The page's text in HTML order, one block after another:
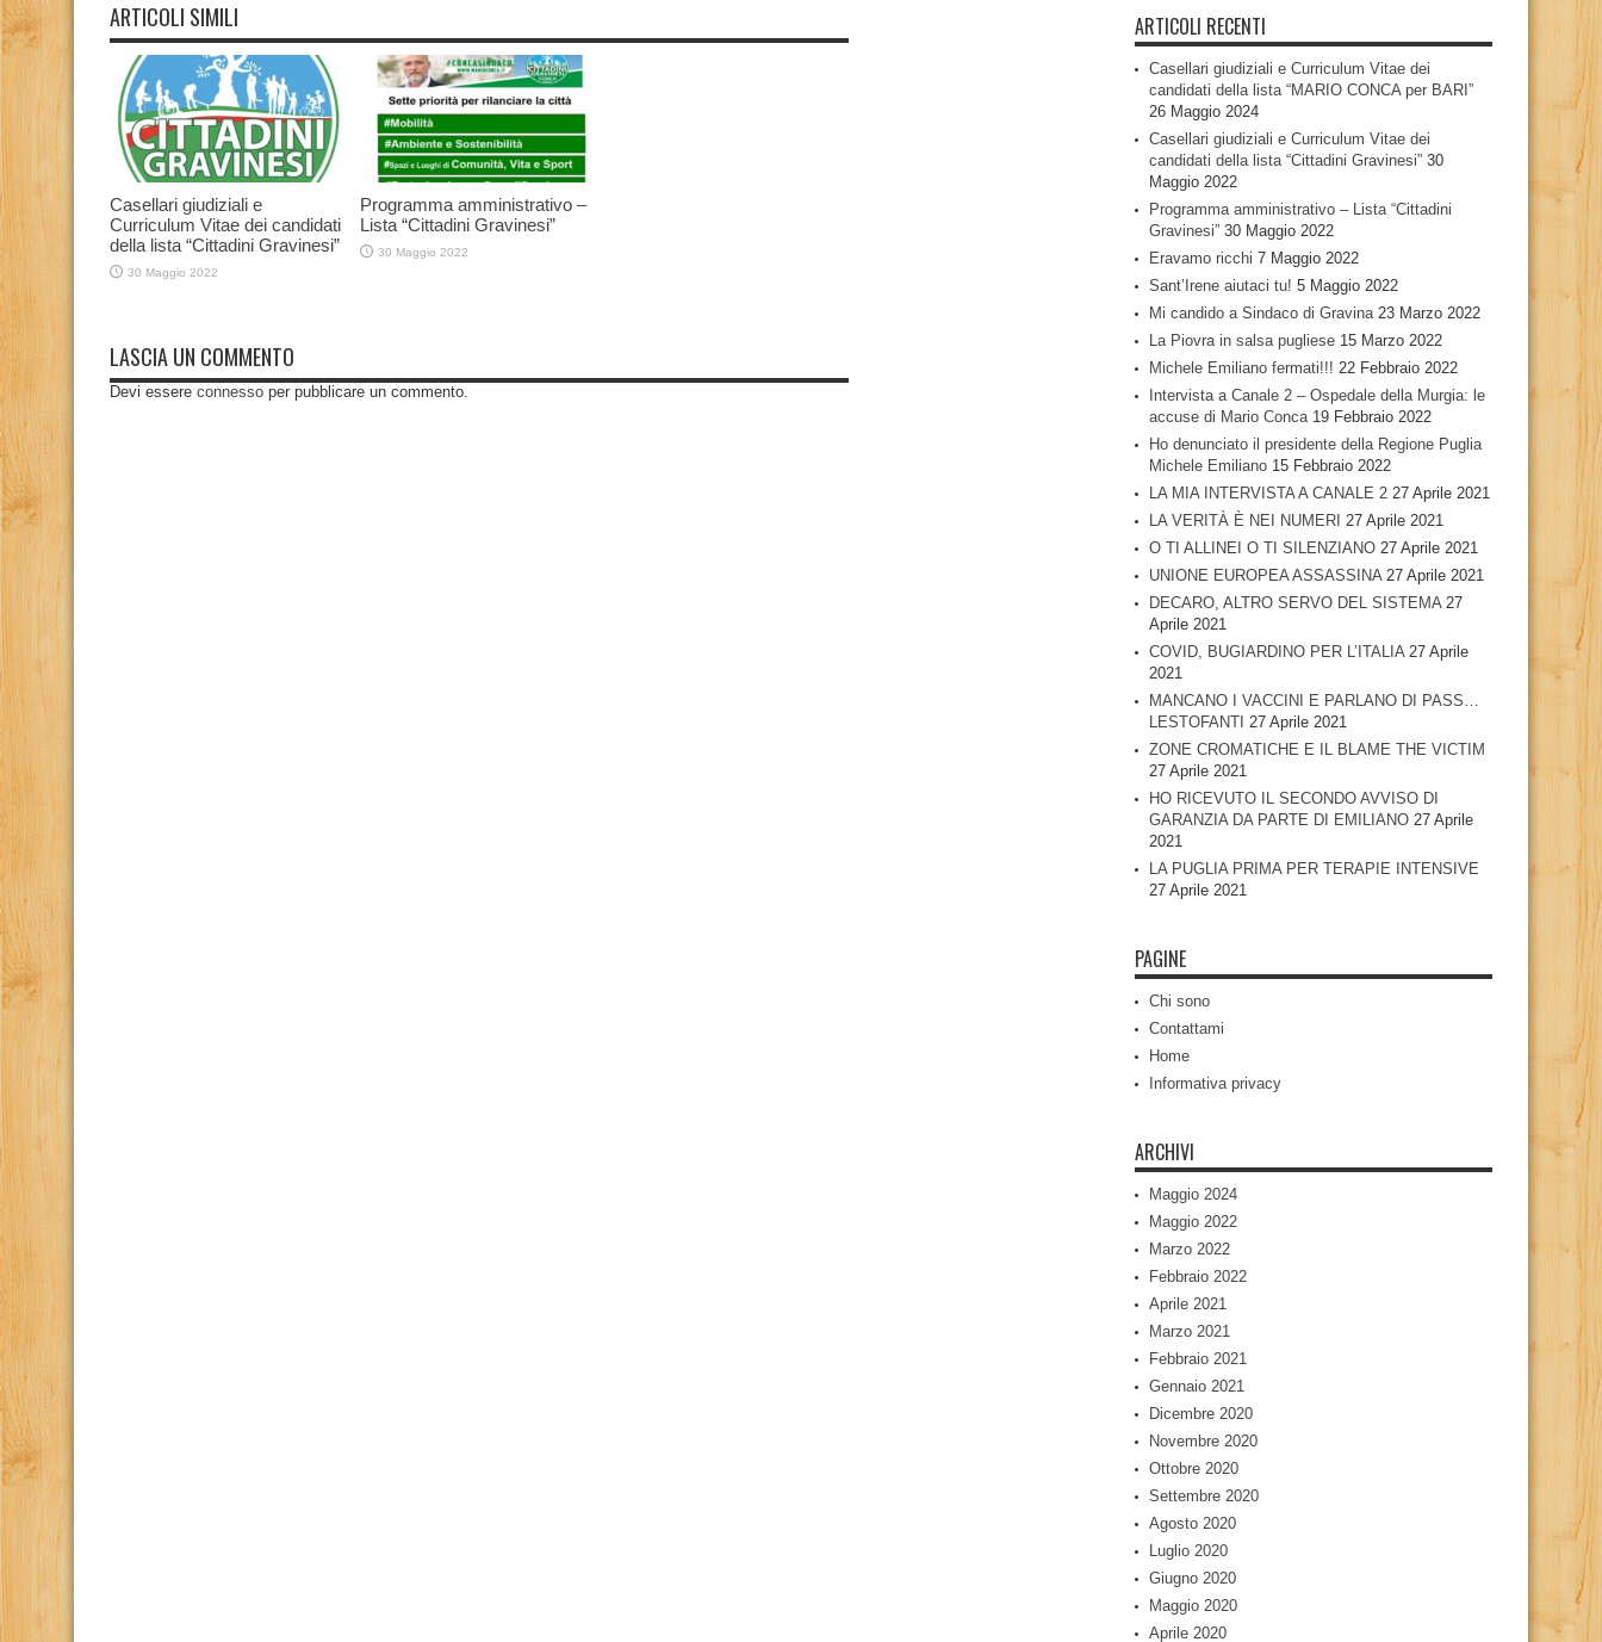
ARTICOLI SIMILI
Casellari giudiziali e
Curriculum Vitae dei candidati
della lista “Cittadini Gravinesi”
30 Maggio 2022
Programma amministrativo –
Lista “Cittadini Gravinesi”
30 Maggio 2022
LASCIA UN COMMENTO
Devi essere connesso per pubblicare un commento.
ARTICOLI RECENTI
Casellari giudiziali e Curriculum Vitae dei
candidati della lista “MARIO CONCA per BARI”
26 Maggio 2024
Casellari giudiziali e Curriculum Vitae dei
candidati della lista “Cittadini Gravinesi” 30
Maggio 2022
Programma amministrativo – Lista “Cittadini
Gravinesi” 30 Maggio 2022
Eravamo ricchi 7 Maggio 2022
Sant’Irene aiutaci tu! 5 Maggio 2022
Mi candido a Sindaco di Gravina 23 Marzo 2022
La Piovra in salsa pugliese 15 Marzo 2022
Michele Emiliano fermati!!! 22 Febbraio 2022
Intervista a Canale 2 – Ospedale della Murgia: le
accuse di Mario Conca 19 Febbraio 2022
Ho denunciato il presidente della Regione Puglia
Michele Emiliano 15 Febbraio 2022
LA MIA INTERVISTA A CANALE 2 27 Aprile 2021
LA VERITÀ È NEI NUMERI 27 Aprile 2021
O TI ALLINEI O TI SILENZIANO 27 Aprile 2021
UNIONE EUROPEA ASSASSINA 27 Aprile 2021
DECARO, ALTRO SERVO DEL SISTEMA 27
Aprile 2021
COVID, BUGIARDINO PER L’ITALIA 27 Aprile
2021
MANCANO I VACCINI E PARLANO DI PASS…
LESTOFANTI 27 Aprile 2021
ZONE CROMATICHE E IL BLAME THE VICTIM
27 Aprile 2021
HO RICEVUTO IL SECONDO AVVISO DI
GARANZIA DA PARTE DI EMILIANO 27 Aprile
2021
LA PUGLIA PRIMA PER TERAPIE INTENSIVE
27 Aprile 2021
PAGINE
Chi sono
Contattami
Home
Informativa privacy
ARCHIVI
Maggio 2024
Maggio 2022
Marzo 2022
Febbraio 2022
Aprile 2021
Marzo 2021
Febbraio 2021
Gennaio 2021
Dicembre 2020
Novembre 2020
Ottobre 2020
Settembre 2020
Agosto 2020
Luglio 2020
Giugno 2020
Maggio 2020
Aprile 2020